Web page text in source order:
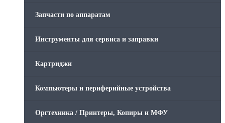
Запчасти по аппаратам
Инструменты для сервиса и заправки
Картриджи
Компьютеры и периферийные устройства
Оргтехника / Принтеры, Копиры и МФУ